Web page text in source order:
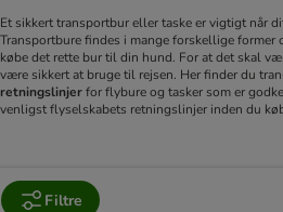
Et sikkert transportbur eller taske er vigtigt når
Transportbure findes i mange forskellige former
købe det rette bur til din hund. For at det skal
være sikkert at bruge til rejsen. Her finder du
retningslinjerfor flybure og tasker som er
venligst flyselskabets retningslinjer inden du
Filtre